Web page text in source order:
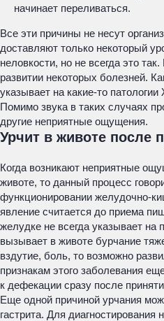
начинает переливаться.
Все эти причины не несут
доставляют только некоторый
неловкости, но не всегда это
развитии некоторых болезней.
указывает на какие-то
Помимо звука в таких случаях
другие неприятные ощущения.
Урчит в животе после
Когда возникают неприятные
животе, то данный процесс
функционировании желудочно-
явление считается до приема
желудке не всегда указывает на
вызывает в животе бурчание
вздутие, боль, то возможно
признакам этого заболевания
к дефекации сразу после
Еще одной причиной урчания
гастрита. Для диагностирования